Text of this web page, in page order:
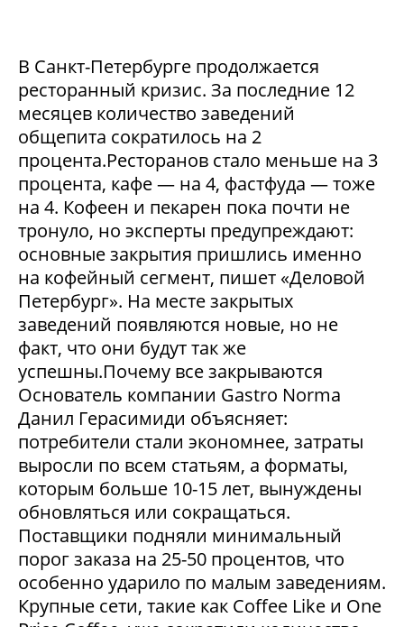
В Санкт-Петербурге продолжается
ресторанный кризис. За последние 12
месяцев количество заведений
общепита сократилось на 2
процента.Ресторанов стало меньше на 3
процента, кафе — на 4, фастфуда — тоже
на 4. Кофеен и пекарен пока почти не
тронуло, но эксперты предупреждают:
основные закрытия пришлись именно
на кофейный сегмент, пишет «Деловой
Петербург». На месте закрытых
заведений появляются новые, но не
факт, что они будут так же
успешны.Почему все закрываются
Основатель компании Gastro Norma
Данил Герасимиди объясняет:
потребители стали экономнее, затраты
выросли по всем статьям, а форматы,
которым больше 10-15 лет, вынуждены
обновляться или сокращаться.
Поставщики подняли минимальный
порог заказа на 25-50 процентов, что
особенно ударило по малым заведениям.
Крупные сети, такие как Coffee Like и One